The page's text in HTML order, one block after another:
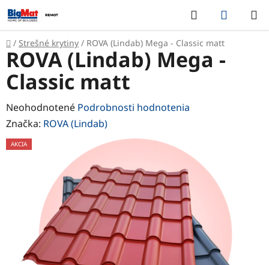
Prejsť
na
obsah
Hľadať
KOŠÍK
Domov
/ Strešné krytiny / ROVA (Lindab) Mega - Classic matt
ROVA (Lindab) Mega -
Classic matt
Priemerné
hodnotenie
produktu
hviezdičiek.
Neohodnotené Podrobnosti hodnotenia
Značka: ROVA (Lindab)
AKCIA